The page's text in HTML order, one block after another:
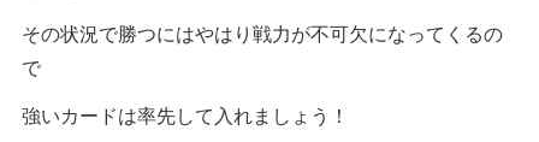
その状況で勝つにはやはり戦力が不可欠になってくるの
で
強いカードは率先して入れましょう！